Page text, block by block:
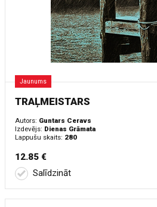
Jaunums
TRAĻMEISTARS
Autors: Guntars Ceravs
Izdevējs: Dienas Grāmata
Lappušu skaits: 280
12.85 €
Salīdzināt